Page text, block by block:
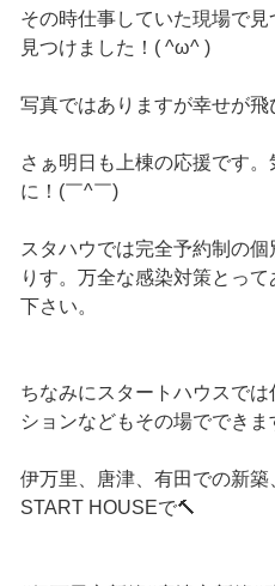
その時仕事していた現場で
見つけました！( ^ω^ )
写真ではありますが幸せが
さぁ明日も上棟の応援です
に！(￣^￣)ゞ
スタハウでは完全予約制の
りす。万全な感染対策とっ
下さい。
ちなみにスタートハウスで
ションなどもその場でできま
伊万里、唐津、有田での新
START HOUSEで🔨